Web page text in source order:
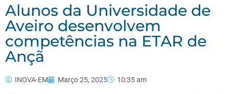
Alunos da Universidade de
Aveiro desenvolvem
competências na ETAR de
Ançã
INOVA-EM Março 25, 2025 10:35 am